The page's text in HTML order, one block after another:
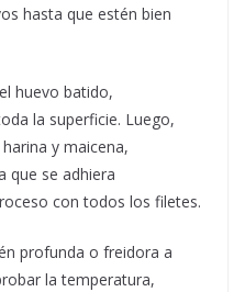
hasta que estén bien
huevo batido,
la superficie. Luego,
y maicena,
que se adhiera
con todos los filetes.
profunda o freidora a
la temperatura,